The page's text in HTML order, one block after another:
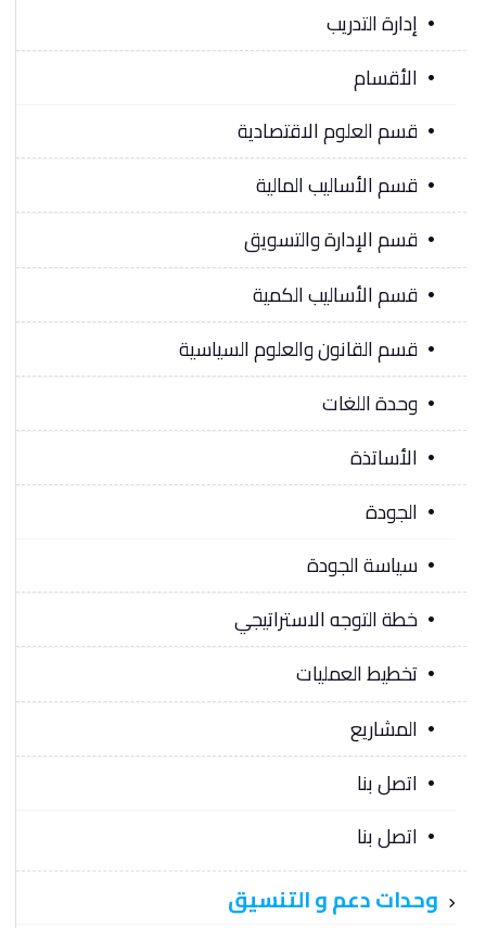
إدارة التدريب
الأقسام
قسم العلوم الاقتصادية
قسم الأساليب المالية
قسم الإدارة والتسويق
قسم الأساليب الكمية
قسم القانون والعلوم السياسية
وحدة اللغات
الأساتذة
الجودة
سياسة الجودة
خطة التوجه الاستراتيجي
تخطيط العمليات
المشاريع
اتصل بنا
اتصل بنا
وحدات دعم و التنسيق